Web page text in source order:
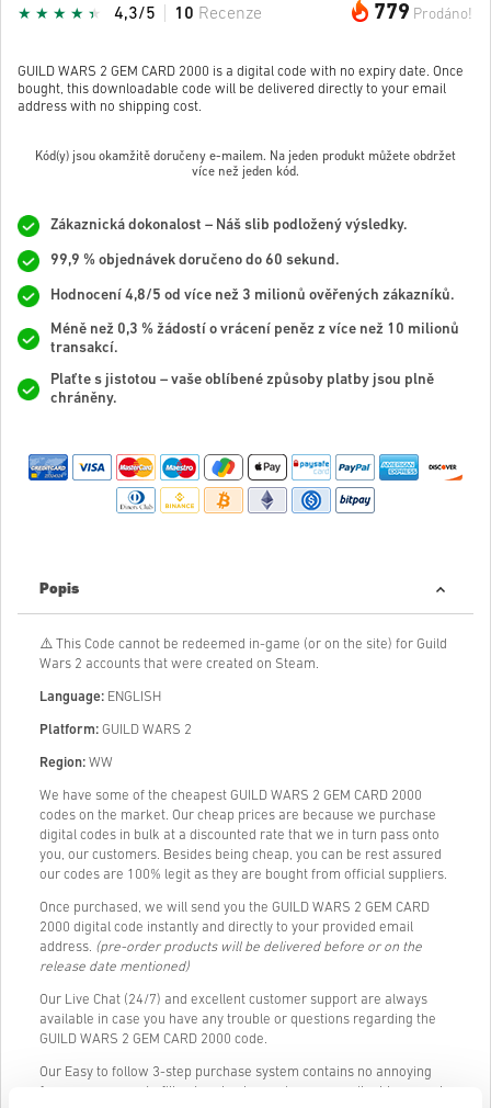
779 Prodáno!
4,3/5 10 Recenze
GUILD WARS 2 GEM CARD 2000 is a digital code with no expiry date. Once
bought, this downloadable code will be delivered directly to your email
address with no shipping cost.
Kód(y) jsou okamžitě doručeny e-mailem. Na jeden produkt můžete obdržet
více než jeden kód.
Zákaznická dokonalost – Náš slib podložený výsledky.
99,9 % objednávek doručeno do 60 sekund.
Hodnocení 4,8/5 od více než 3 milionů ověřených zákazníků.
Méně než 0,3 % žádostí o vrácení peněz z více než 10 milionů
transakcí.
Plaťte s jistotou – vaše oblíbené způsoby platby jsou plně
chráněny.
Popis
⚠️ This Code cannot be redeemed in-game (or on the site) for Guild
Wars 2 accounts that were created on Steam.
Language: ENGLISH
Platform: GUILD WARS 2
Region: WW
We have some of the cheapest GUILD WARS 2 GEM CARD 2000
codes on the market. Our cheap prices are because we purchase
digital codes in bulk at a discounted rate that we in turn pass onto
you, our customers. Besides being cheap, you can be rest assured
our codes are 100% legit as they are bought from official suppliers.
Once purchased, we will send you the GUILD WARS 2 GEM CARD
2000 digital code instantly and directly to your provided email
address. (pre-order products will be delivered before or on the
release date mentioned)
Our Live Chat (24/7) and excellent customer support are always
available in case you have any trouble or questions regarding the
GUILD WARS 2 GEM CARD 2000 code.
Our Easy to follow 3-step purchase system contains no annoying
forms or surveys to fill out and only requires an email address and